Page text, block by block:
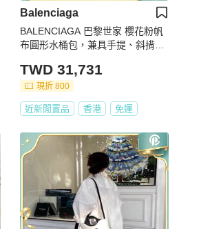
Balenciaga
BALENCIAGA 巴黎世家 櫻花粉帆
布圓形水桶包，兼具手提、斜揹、
TWD 31,731
現折 800
近新閒置品 香港 免運